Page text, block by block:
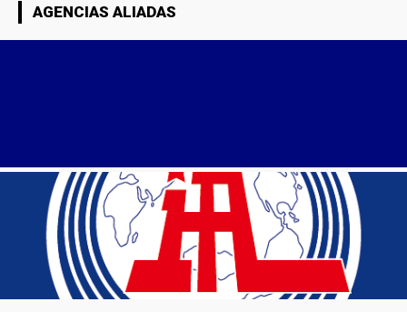
AGENCIAS ALIADAS